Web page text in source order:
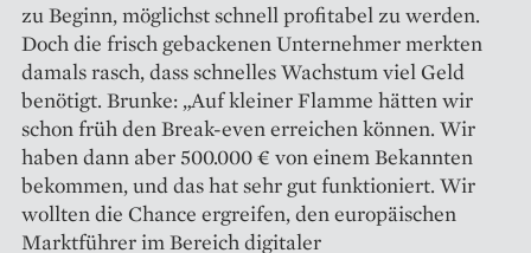
zu Beginn, möglichst schnell profitabel zu werden.
Doch die frisch gebackenen Unternehmer merkten
damals rasch, dass schnelles Wachstum viel Geld
benötigt. Brunke: „Auf kleiner Flamme hätten wir
schon früh den Break-even erreichen können. Wir
haben dann aber 500.000 € von einem Bekannten
bekommen, und das hat sehr gut funktioniert. Wir
wollten die Chance ergreifen, den europäischen
Marktführer im Bereich digitaler